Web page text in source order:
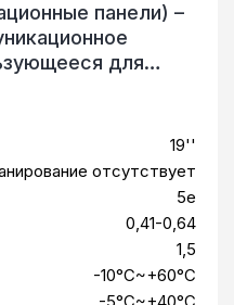
панели) –
для
связи. В
имеются
магистрального
служащие
активных
устройств.
19''
отсутствует
5e
0,41-0,64
1,5
-10°C~+60°C